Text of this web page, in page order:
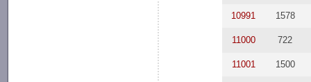
10991 1578
11000 722
11001 1500